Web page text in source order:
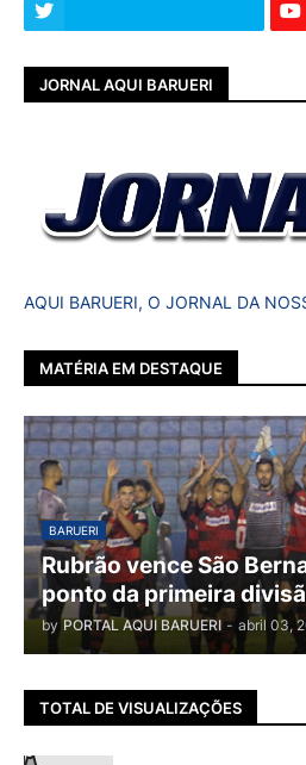
JORNAL AQUI BARUERI
AQUI BARUERI, O JORNAL DA
MATÉRIA EM DESTAQUE
BARUERI
Rubrão vence São
ponto da primeira
by PORTAL AQUI BARUERI - abril 03,
TOTAL DE VISUALIZAÇÕES